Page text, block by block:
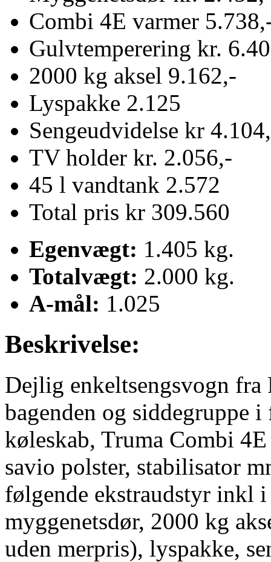
Combi 4E varmer
Gulvtemperering kr.
2000 kg aksel 9.162,-
Lyspakke 2.125
Sengeudvidelse kr
TV holder kr. 2.056,-
45 l vandtank 2.572
Total pris kr 309.560
Egenvægt: 1.405 kg.
Totalvægt: 2.000 kg.
A-mål: 1.025
Beskrivelse:
Dejlig enkeltsengsvogn fra
bagenden og siddegruppe
køleskab, Truma Combi
savio polster, stabilisator
følgende ekstraudstyr inkl
myggenetsdør, 2000 kg
uden merpris), lyspakke,